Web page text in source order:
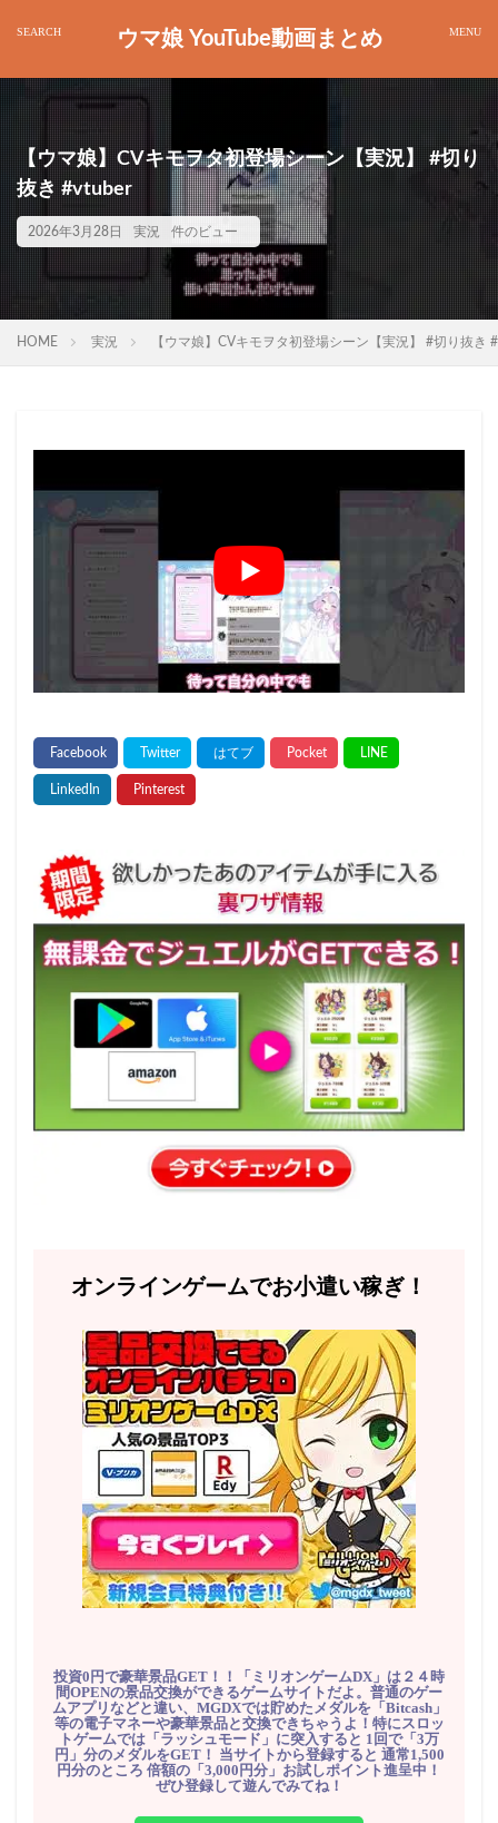
ウマ娘 YouTube動画まとめ
【ウマ娘】CVキモヲタ初登場シーン【実況】 #切り
抜き #vtuber
2026年3月28日 実況 件のビュー
HOME 実況 【ウマ娘】CVキモヲタ初登場シーン【実況】 #切り抜き
オンラインゲームでお小遣い稼ぎ！
投資0円で豪華景品GET！！「ミリオンゲームDX」は２４時
間OPENの景品交換ができるゲームサイトだよ。普通のゲー
ムアプリなどと違い、MGDXでは貯めたメダルを「Bitcash」
等の電子マネーや豪華景品と交換できちゃうよ！特にスロッ
トゲームでは「ラッシュモード」に突入すると 1回で「3万
円」分のメダルをGET！ 当サイトから登録すると 通常1,500
円分のところ 倍額の「3,000円分」お試しポイント進呈中！
ぜひ登録して遊んでみてね！